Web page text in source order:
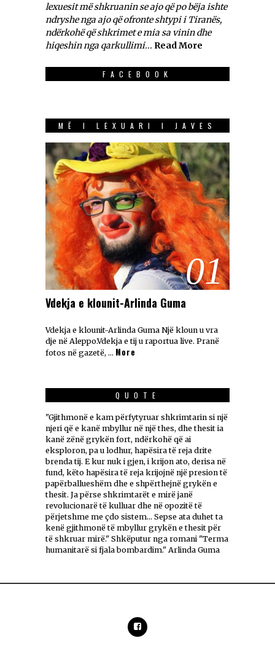
lexuesit më shkruanin se ajo që po bëja ishte
ndryshe nga ajo që ofronte shtypi i Tiranës,
ndërkohë që shkrimet e mia sa vinin dhe
hiqeshin nga qarkullimi... Read More
FACEBOOK
MË I LEXUARI I JAVES
01
Vdekja e klounit-Arlinda Guma
Vdekja e klounit-Arlinda Guma Një kloun u vra
dje në Aleppo.Vdekja e tij u raportua live. Pranë
fotos në gazetë, … More
QUOTE
"Gjithmonë e kam përfytyruar shkrimtarin si një
njeri që e kanë mbyllur në një thes, dhe thesit ia
kanë zënë grykën fort, ndërkohë që ai
eksploron, pa u lodhur, hapësira të reja drite
brenda tij. E kur nuk i gjen, i krijon ato, derisa në
fund, këto hapësira të reja krijojnë një presion të
papërballueshëm dhe e shpërthejnë grykën e
thesit. Ja përse shkrimtarët e mirë janë
revolucionarë të kulluar dhe në opozitë të
përjetshme me çdo sistem... Sepse ata duhet ta
kenë gjithmonë të mbyllur grykën e thesit për
të shkruar mirë." Shkëputur nga romani "Terma
humanitarë si fjala bombardim." Arlinda Guma